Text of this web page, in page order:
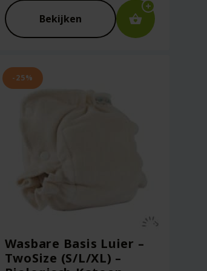
€16.95.
Huidige
prijs
is:
€13.55.
Bekijken
-25%
Wasbare Basis Luier –
TwoSize (S/L/XL) –